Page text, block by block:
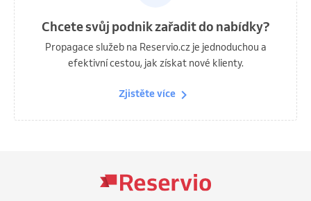
Chcete svůj podnik zařadit do nabídky?
Propagace služeb na Reservio.cz je jednoduchou a
efektivní cestou, jak získat nové klienty.
Zjistěte více